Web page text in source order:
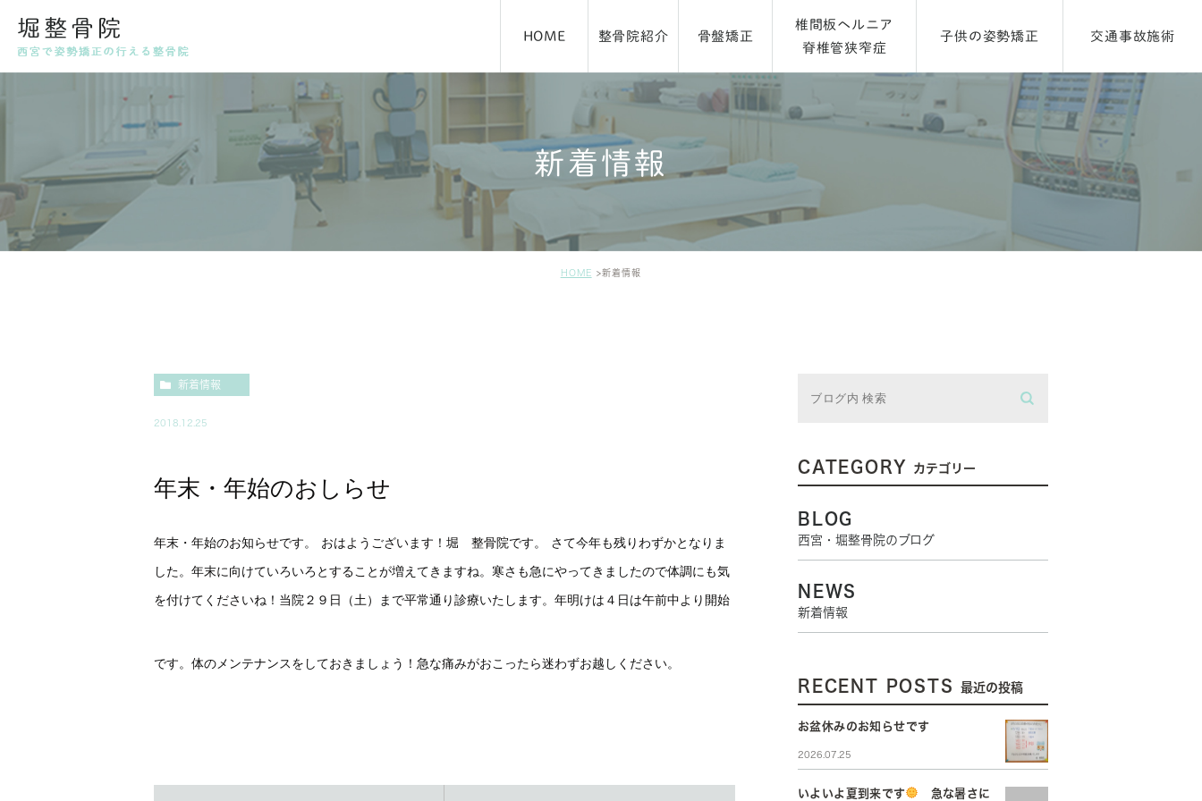
HOME 整骨院紹介
代表挨拶・スタッフ紹介 アクセス・施術時間 ブログ
骨盤矯正
姿勢
椎間板ヘルニア
脊椎管狭窄症
子供の姿勢矯正 交通事故施術
新着情報
HOME 新着情報
新着情報
2018.12.25
年末・年始のおしらせ
年末・年始のお知らせです。 おはようございます！堀 整骨院です。
さて今年も残りわずかとなりま
した。年末に向けていろいろとすることが増えてきますね。寒さも急にやってきましたので体調にも気
を付けてくださいね！当院２９日（土）まで平常通り診療いたします。年明けは４日は午前中より開始
です。体のメンテナンスをしておきましょう！急な痛みがおこったら迷わずお越しください。
CATEGORY カテゴリー
BLOG
西宮・堀整骨院のブログ
NEWS
新着情報
RECENT POSTS 最近の投稿
お盆休みのお知らせです
2026.07.25
いよいよ夏到来です 急な暑さに